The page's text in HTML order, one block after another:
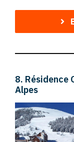
8. Résidence
Alpes